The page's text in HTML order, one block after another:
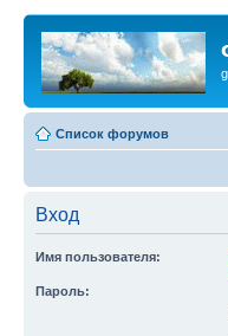
Список форумов
Вход
Имя пользователя:
Пароль: